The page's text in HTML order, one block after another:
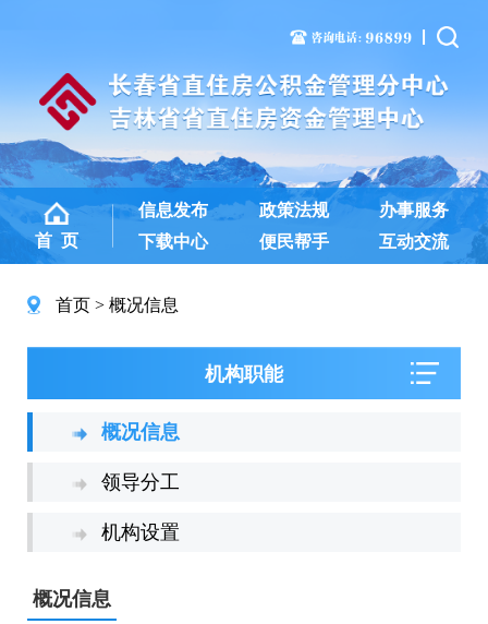
首 页
信息发布 政策法规
办事服务
下载中心
便民帮手 互动交流
首页 概况信息
机构职能
概况信息
领导分工
机构设置
概况信息